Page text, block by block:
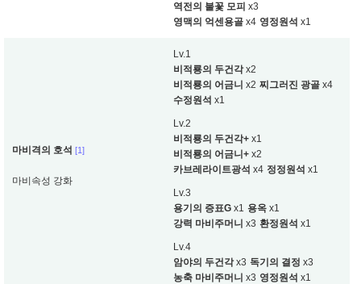
역전의 불꽃 모피 x3
영맥의 억센용골 x4 영정원석 x1
마비격의 호석 [1]
마비속성 강화
Lv.1
비적룡의 두건각x2
비적룡의 어금니 x2 찌그러진 광골 x4
수정원석 x1
Lv.2
비적룡의 두건각+ x1
비적룡의 어금니+ x2
카브레라이트광석 x4 정정원석 x1
Lv.3
용기의 증표G x1 용옥 x1
강력 마비주머니 x3 환정원석 x1
Lv.4
암야의 두건각x3 독기의 결정 x3
농축 마비주머니 x3 영정원석 x1